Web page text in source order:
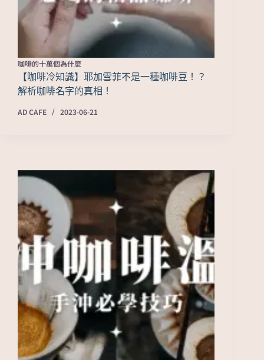
咖啡的十萬個為什麼
【咖啡冷知識】耶加雪菲不是一種咖啡豆！？
解析咖啡名字的真相！
AD CAFE 2023-06-21